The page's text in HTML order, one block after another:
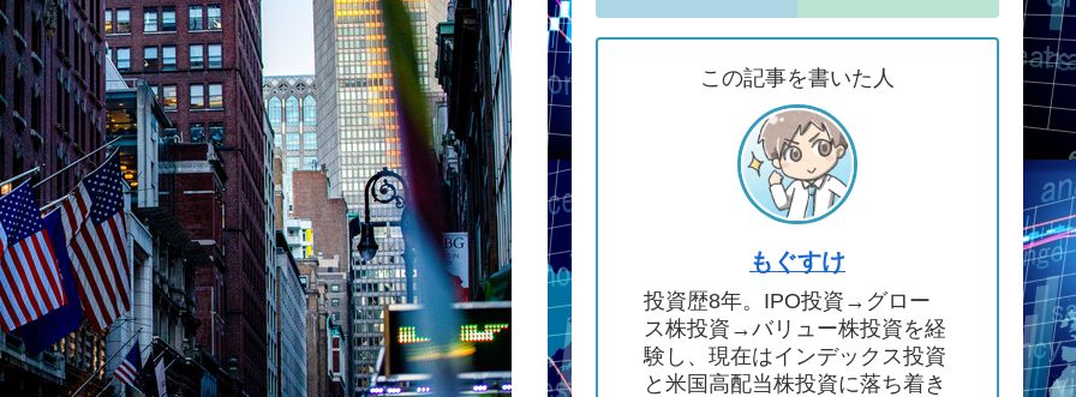
この記事を書いた人
もぐすけ
投資歴8年。IPO投資→グロー
ス株投資→バリュー株投資を経
験し、現在はインデックス投資
と米国高配当株投資に落ち着き